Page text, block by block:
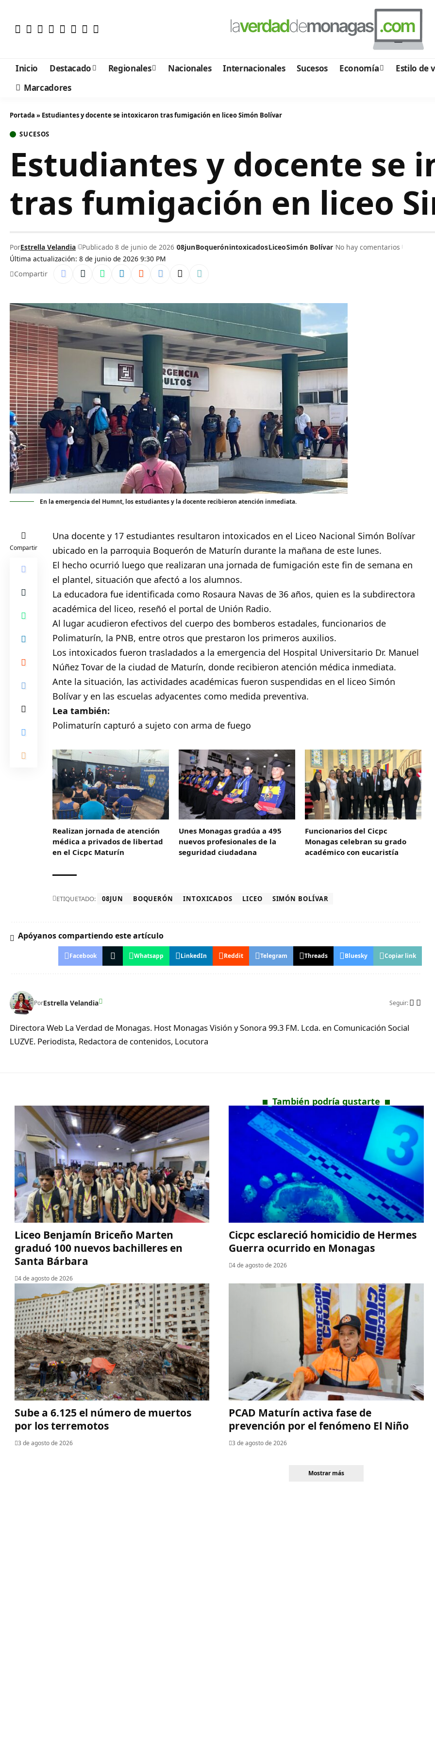
Inicio Destacado Regionales Nacionales Internacionales Sucesos Economía Estilo de
Marcadores
Portada » Estudiantes y docente se intoxicaron tras fumigación en liceo Simón Bolívar
SUCESOS
Estudiantes y docente se
tras fumigación en liceo
Última actualización: 8 de junio de 2026 9:30 PM
PorEstrella Velandia Publicado 8 de junio de 2026 08junBoquerónintoxicadosLiceoSimón Bolívar No hay comentarios
Compartir
En la emergencia del Humnt, los estudiantes y la docente recibieron atención inmediata.
Compartir
Una docente y 17 estudiantes resultaron intoxicados en el Liceo Nacional Simón Bolívar
ubicado en la parroquia Boquerón de Maturín durante la mañana de este lunes.
El hecho ocurrió luego que realizaran una jornada de fumigación este fin de semana en
el plantel, situación que afectó a los alumnos.
La educadora fue identificada como Rosaura Navas de 36 años, quien es la subdirectora
académica del liceo, reseñó el portal de Unión Radio.
Al lugar acudieron efectivos del cuerpo des bomberos estadales, funcionarios de
Polimaturín, la PNB, entre otros que prestaron los primeros auxilios.
Los intoxicados fueron trasladados a la emergencia del Hospital Universitario Dr. Manuel
Núñez Tovar de la ciudad de Maturín, donde recibieron atención médica inmediata.
Ante la situación, las actividades académicas fueron suspendidas en el liceo Simón
Bolívar y en las escuelas adyacentes como medida preventiva.
Lea también:
Polimaturín capturó a sujeto con arma de fuego
Realizan jornada de atención
médica a privados de libertad
en el Cicpc Maturín
Unes Monagas gradúa a 495
nuevos profesionales de la
seguridad ciudadana
Funcionarios del Cicpc
Monagas celebran su grado
académico con eucaristía
ETIQUETADO: 08JUN BOQUERÓN INTOXICADOS LICEO SIMÓN BOLÍVAR
Apóyanos compartiendo este artículo
Facebook Whatsapp LinkedIn Reddit Telegram Threads Bluesky Copiar link
PorEstrella Velandia Seguir:
Directora Web La Verdad de Monagas. Host Monagas Visión y Sonora 99.3 FM. Lcda. en Comunicación Social
LUZVE. Periodista, Redactora de contenidos, Locutora
También podría gustarte
Liceo Benjamín Briceño Marten
graduó 100 nuevos bachilleres en
Santa Bárbara
4 de agosto de 2026
Cicpc esclareció homicidio de Hermes
Guerra ocurrido en Monagas
4 de agosto de 2026
Sube a 6.125 el número de muertos
por los terremotos
3 de agosto de 2026
PCAD Maturín activa fase de
prevención por el fenómeno El Niño
3 de agosto de 2026
Mostrar más